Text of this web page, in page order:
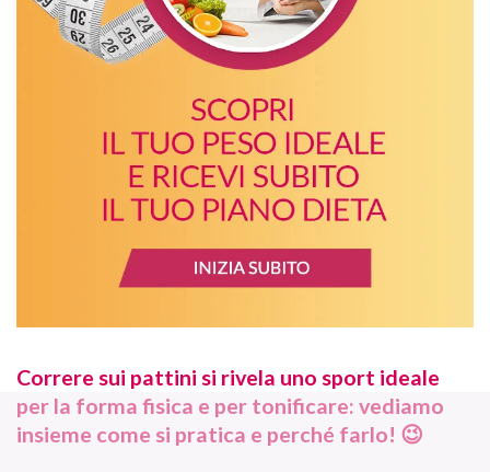
Correre sui pattini si rivela uno sport ideale
per la forma fisica e per tonificare: vediamo
insieme come si pratica e perché farlo! 😉